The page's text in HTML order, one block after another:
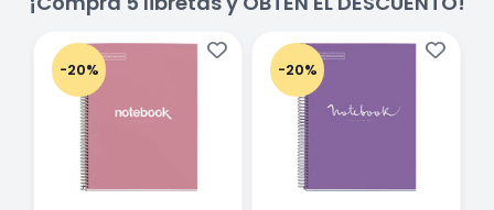
-20% -20%